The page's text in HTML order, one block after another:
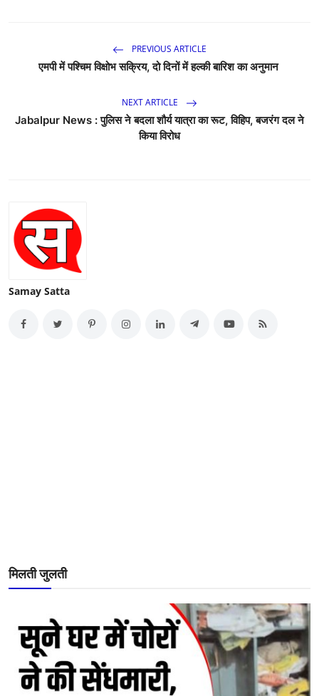
PREVIOUS ARTICLE
एमपी में पश्चिम विक्षोभ सक्रिय, दो दिनों में हल्की बारिश का अनुमान
NEXT ARTICLE
Jabalpur News : पुलिस ने बदला शौर्य यात्रा का रूट, विहिप, बजरंग दल ने
किया विरोध
Samay Satta
मिलती जुलती